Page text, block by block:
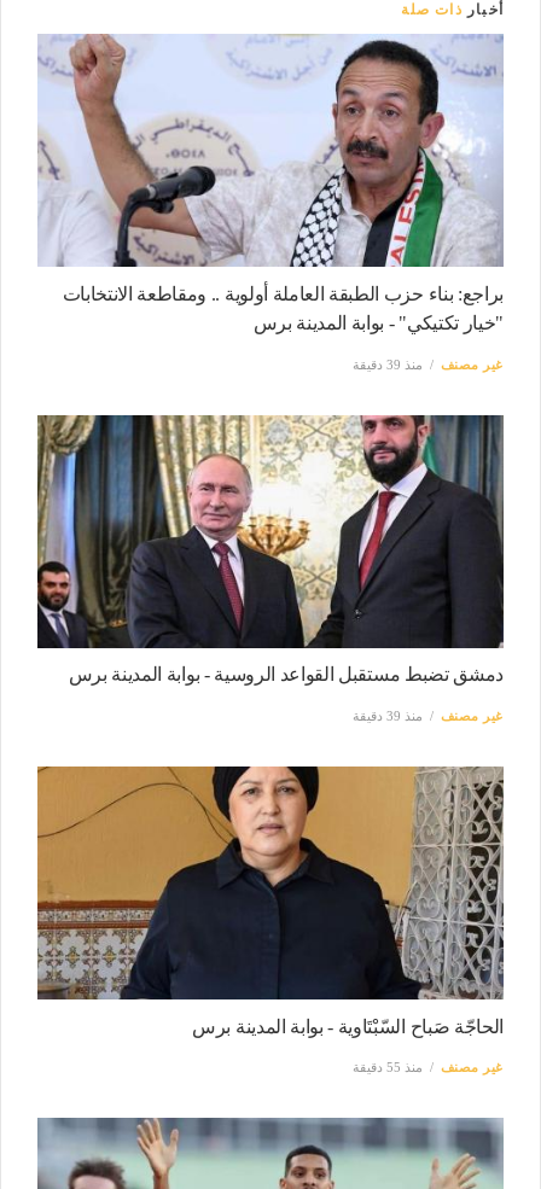
أخبار ذات صلة
براجع: بناء حزب الطبقة العاملة أولوية .. ومقاطعة الانتخابات
"خيار تكتيكي" - بوابة المدينة برس
غير مصنف منذ 39 دقيقة
دمشق تضبط مستقبل القواعد الروسية - بوابة المدينة برس
غير مصنف منذ 39 دقيقة
الحاجّة صَباح السّبْتَاوية - بوابة المدينة برس
غير مصنف منذ 55 دقيقة